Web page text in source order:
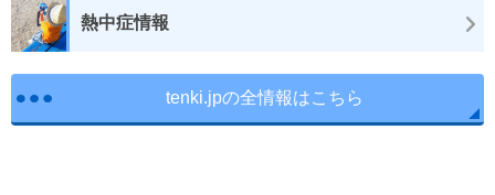
熱中症情報
tenki.jpの全情報はこちら